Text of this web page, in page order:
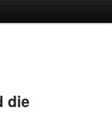
die